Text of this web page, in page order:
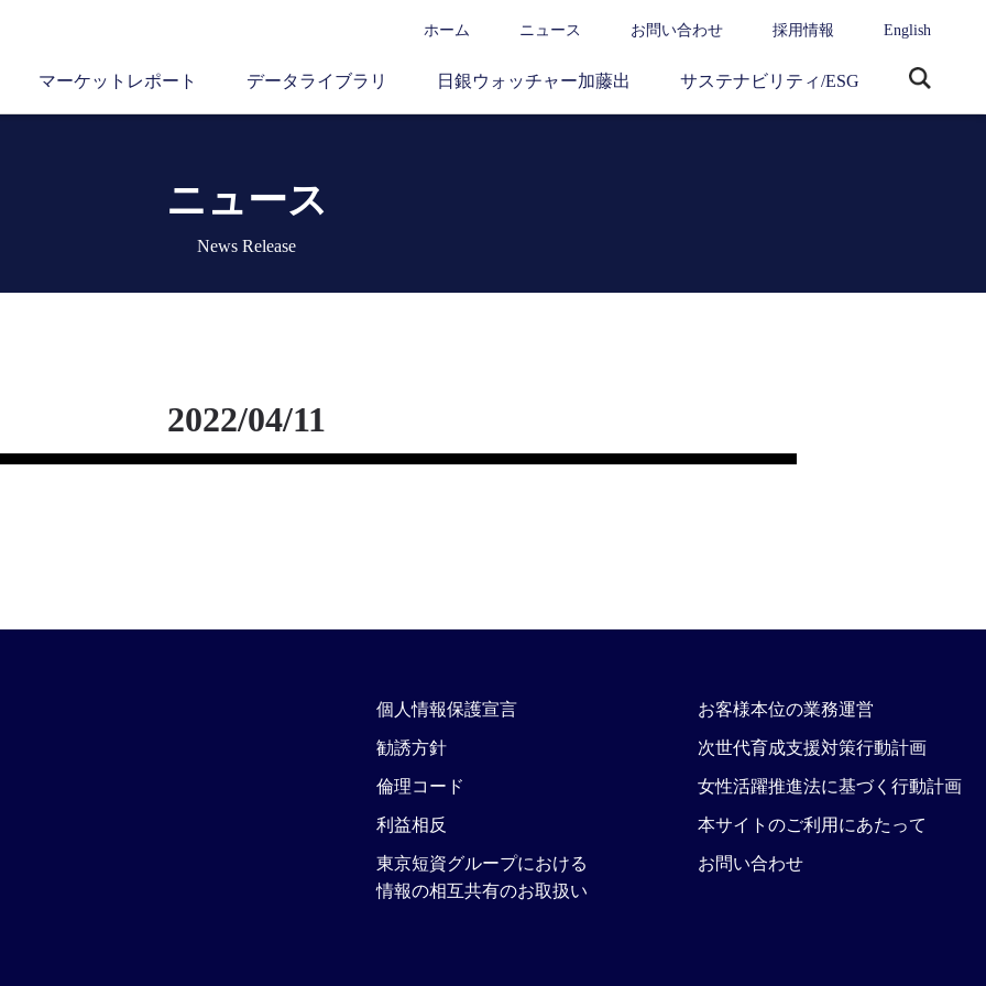
ホーム ニュース お問い合わせ 採用情報 English
マーケットレポート データライブラリ 日銀ウォッチャー加藤出 サステナビリティ/ESG
ニュース
News Release
2022/04/11
個人情報保護宣言
勧誘方針
倫理コード
利益相反
東京短資グループにおける
情報の相互共有のお取扱い
お客様本位の業務運営
次世代育成支援対策行動計画
女性活躍推進法に基づく行動計画
本サイトのご利用にあたって
お問い合わせ